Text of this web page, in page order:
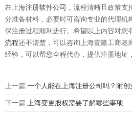
在上海注册软件公司 ，流程清晰且政策
分准备材料，必要时可咨询专业的代理机
保注册过程顺利进行。希望以上内容对您
流程还不清楚，可以咨询上海壹隆工商老
经验，可以帮您全程代办，提供注册地址
上一篇:一个人能在上海注册公司吗？附创
下一篇: 上海变更股权需要了解哪些事项